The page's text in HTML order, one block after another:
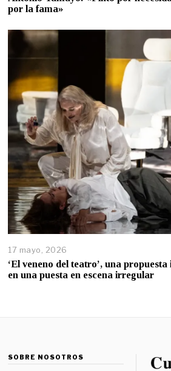
por la fama»
17 mayo, 2026
‘El veneno del teatro’, una
en una puesta en escena irregular
SOBRE NOSOTROS